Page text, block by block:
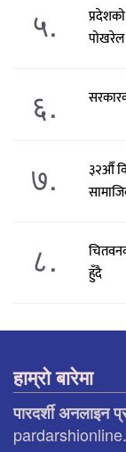
५.
पोखरेल
६.
७.
३२औँ
८.
हुँदै
हाम्रो बारेमा
पारदर्शी अनलाइन